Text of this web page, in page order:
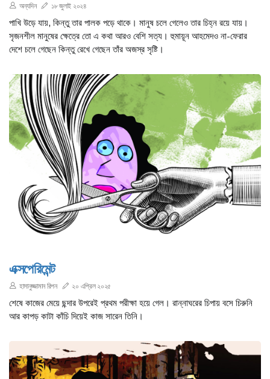
অন্যদিন ১৮ জুলাই ২০২৪
পাখি উড়ে যায়, কিন্তু তার পালক পড়ে থাকে। মানুষ চলে গেলেও তার চিহ্ন রয়ে যায়।
সৃজনশীল মানুষের ক্ষেত্রে তো এ কথা আরও বেশি সত্য। হুমায়ূন আহমেদও না-ফেরার
দেশে চলে গেছেন কিন্তু রেখে গেছেন তাঁর অজস্র সৃষ্টি।
এক্সপেরিমেন্ট
হাসানুজ্জামান রিপন ২০ এপ্রিল ২০২৫
শেষে কাজের মেয়ে ছন্দার উপরেই প্রথম পরীক্ষা হয়ে গেল। রান্নাঘরের চিপায় বসে চিরুনি
আর কাপড় কাটা কাঁচি দিয়েই কাজ সারেন তিনি।